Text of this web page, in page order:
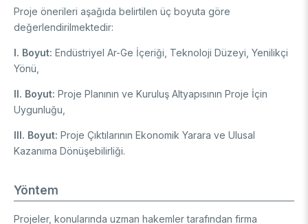
Proje önerileri aşağıda belirtilen üç boyuta göre
değerlendirilmektedir:
I. Boyut: Endüstriyel Ar-Ge İçeriği, Teknoloji Düzeyi, Yenilikçi
Yönü,
II. Boyut: Proje Planının ve Kuruluş Altyapısının Proje İçin
Uygunluğu,
III. Boyut: Proje Çıktılarının Ekonomik Yarara ve Ulusal
Kazanıma Dönüşebilirliği.
Yöntem
Projeler, konularında uzman hakemler tarafından firma